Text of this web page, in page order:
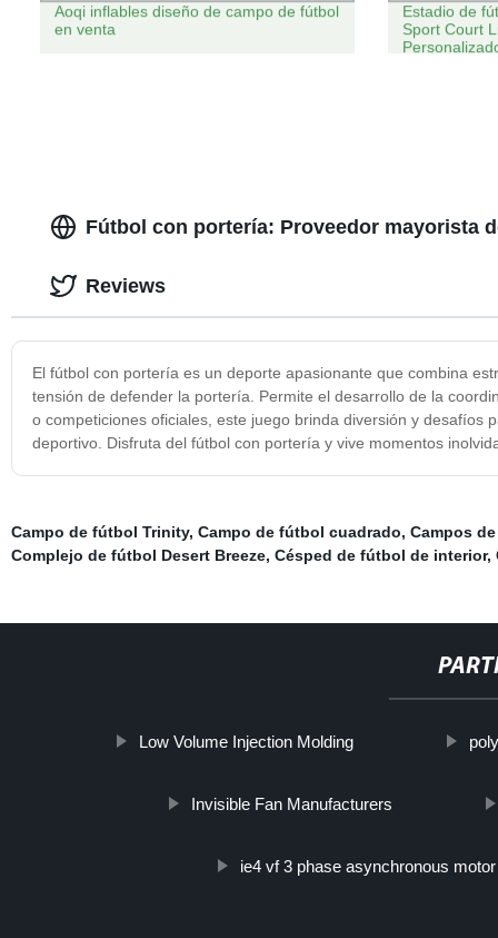
Aoqi inflables diseño de campo de fútbol
en venta
Estadio de
Sport Court
Fútbol con portería: Proveedor mayorista
El fútbol con portería es un deporte apasionante que combina
tensión de defender la portería. Permite el desarrollo de la
o competiciones oficiales, este juego brinda diversión y
deportivo. Disfruta del fútbol con portería y vive momentos
Reviews
Campo de fútbol Trinity, Campo de fútbol cuadrado, Campos
Complejo de fútbol Desert Breeze, Césped de fútbol de interior,
Low Volume Injection Molding
Invisible Fan Manufacturers
ie4 vf 3 phase asynchronous